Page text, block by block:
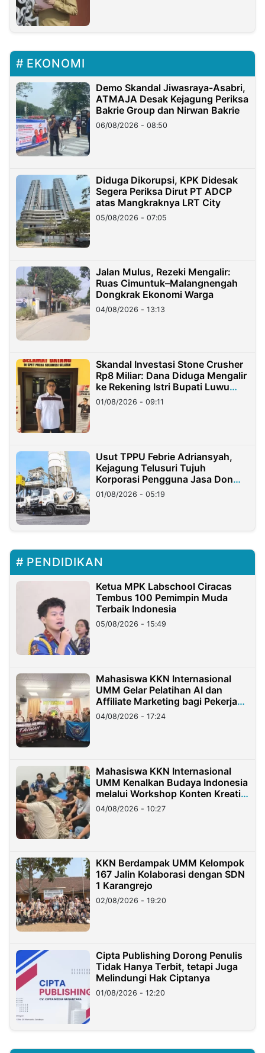
EKONOMI
Demo Skandal Jiwasraya-Asabri,
ATMAJA Desak Kejagung Periksa
Bakrie Group dan Nirwan Bakrie
06/08/2026 - 08:50
Diduga Dikorupsi, KPK Didesak
Segera Periksa Dirut PT ADCP
atas Mangkraknya LRT City
05/08/2026 - 07:05
Jalan Mulus, Rezeki Mengalir:
Ruas Cimuntuk–Malangnengah
Dongkrak Ekonomi Warga
04/08/2026 - 13:13
Skandal Investasi Stone Crusher
Rp8 Miliar: Dana Diduga Mengalir
ke Rekening Istri Bupati Luwu
Timur
01/08/2026 - 09:11
Usut TPPU Febrie Adriansyah,
Kejagung Telusuri Tujuh
Korporasi Pengguna Jasa Don
Ritto
01/08/2026 - 05:19
PENDIDIKAN
Ketua MPK Labschool Ciracas
Tembus 100 Pemimpin Muda
Terbaik Indonesia
05/08/2026 - 15:49
Mahasiswa KKN Internasional
UMM Gelar Pelatihan AI dan
Affiliate Marketing bagi Pekerja
Migran Indonesia di Taiwan
04/08/2026 - 17:24
Mahasiswa KKN Internasional
UMM Kenalkan Budaya Indonesia
melalui Workshop Konten Kreatif
di Taiwan
04/08/2026 - 10:27
KKN Berdampak UMM Kelompok
167 Jalin Kolaborasi dengan SDN
1 Karangrejo
02/08/2026 - 19:20
Cipta Publishing Dorong Penulis
Tidak Hanya Terbit, tetapi Juga
Melindungi Hak Ciptanya
01/08/2026 - 12:20